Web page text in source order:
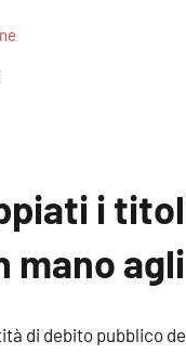
i
mano
di debito pubblico